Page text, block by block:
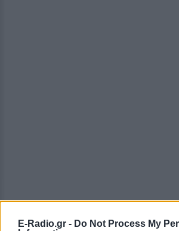
E-Radio.gr - Do Not Process My